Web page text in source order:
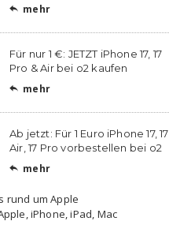
 mehr
Für nur 1 €: JETZT iPhone 17, 17
Pro & Air bei o2 kaufen
 mehr
Ab jetzt: Für 1 Euro iPhone 17, 17
Air, 17 Pro vorbestellen bei o2
 mehr
rund um Apple
iPhone, iPad, Mac